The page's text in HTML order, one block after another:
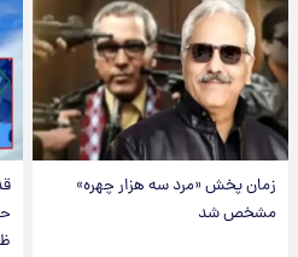
زمان پخش «مرد سه هزار چهره»
مشخص شد